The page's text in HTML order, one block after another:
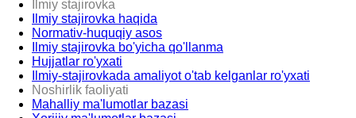
Ilmiy stajirovka
Ilmiy stajirovka haqida
Normativ-huquqiy asos
Ilmiy stajirovka bo'yicha qo'llanma
Hujjatlar ro'yxati
Ilmiy-stajirovkada amaliyot o'tab kelganlar ro'yxati
Noshirlik faoliyati
Mahalliy ma'lumotlar bazasi